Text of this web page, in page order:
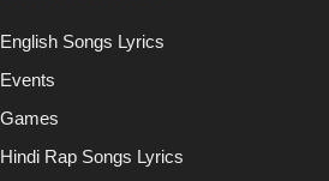
English Songs Lyrics
Events
Games
Hindi Rap Songs Lyrics